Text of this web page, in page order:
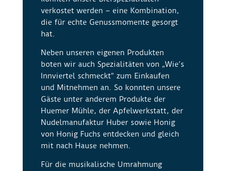
verkostet werden – eine Kombination,
die für echte Genussmomente gesorgt
hat.
Neben unseren eigenen Produkten
boten wir auch Spezialitäten von „Wie’s
Innviertel schmeckt“ zum Einkaufen
und Mitnehmen an. So konnten unsere
Gäste unter anderem Produkte der
Huemer Mühle, der Apfelwerkstatt, der
Nudelmanufaktur Huber sowie Honig
von Honig Fuchs entdecken und gleich
mit nach Hause nehmen.
Für die musikalische Umrahmung